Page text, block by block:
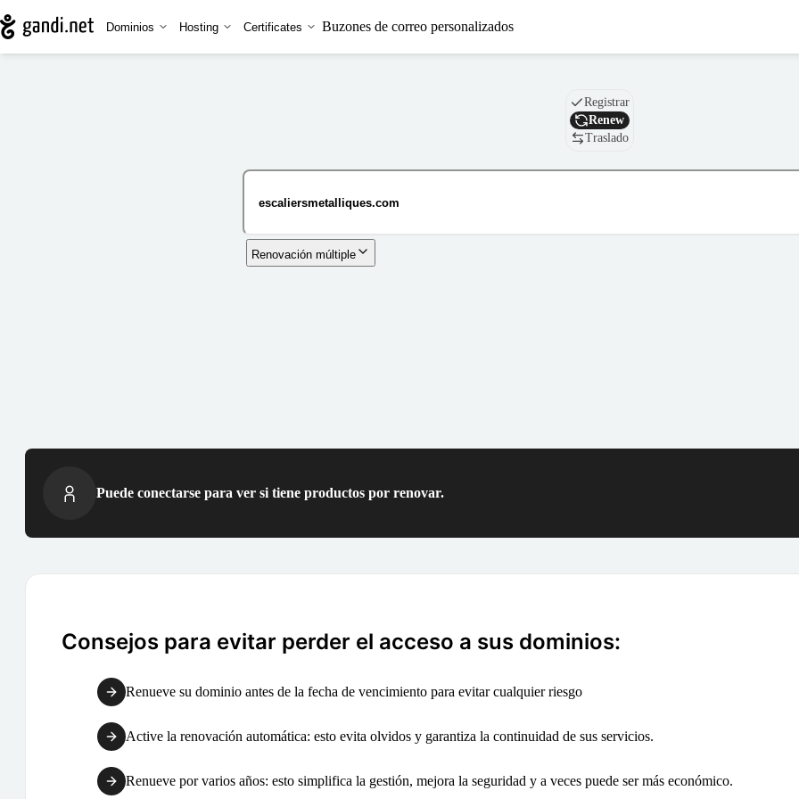
Dominios Hosting Certificates Buzones de correo personalizados
Nombre de dominio
Registrar
Renew
Traslado
Renovación múltiple
Puede conectarse para ver si tiene productos por renovar.
Consejos para evitar perder el acceso a sus dominios:
Renueve su dominio antes de la fecha de vencimiento para evitar cualquier riesgo
Active la renovación automática: esto evita olvidos y garantiza la continuidad de sus servicios.
Renueve por varios años: esto simplifica la gestión, mejora la seguridad y a veces puede ser más económico.